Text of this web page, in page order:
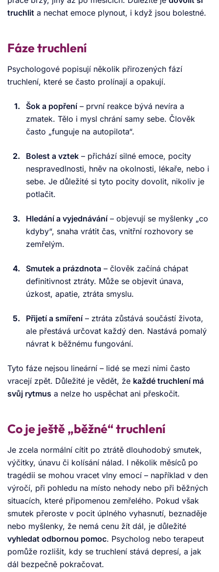
truchlit a nechat emoce plynout, i když jsou bolestné.
Fáze truchlení
Psychologové popisují několik přirozených fází
truchlení, které se často prolínají a opakují.
Šok a popření – první reakce bývá nevíra a
zmatek. Tělo i mysl chrání samy sebe. Člověk
často „funguje na autopilota“.
Bolest a vztek – přichází silné emoce, pocity
nespravedlnosti, hněv na okolnosti, lékaře, nebo i
sebe. Je důležité si tyto pocity dovolit, nikoliv je
potlačit.
Hledání a vyjednávání – objevují se myšlenky „co
kdyby“, snaha vrátit čas, vnitřní rozhovory se
zemřelým.
Smutek a prázdnota – člověk začíná chápat
definitivnost ztráty. Může se objevit únava,
úzkost, apatie, ztráta smyslu.
Přijetí a smíření – ztráta zůstává součástí života,
ale přestává určovat každý den. Nastává pomalý
návrat k běžnému fungování.
Tyto fáze nejsou lineární – lidé se mezi nimi často
vracejí zpět. Důležité je vědět, že každé truchlení má
svůj rytmus a nelze ho uspěchat ani přeskočit.
Co je ještě „běžné“ truchlení
Je zcela normální cítit po ztrátě dlouhodobý smutek,
výčitky, únavu či kolísání nálad. I několik měsíců po
tragédii se mohou vracet vlny emocí – například v den
výročí, při pohledu na místo nehody nebo při běžných
situacích, které připomenou zemřelého. Pokud však
smutek přeroste v pocit úplného vyhasnutí, beznaděje
nebo myšlenky, že nemá cenu žít dál, je důležité
vyhledat odbornou pomoc. Psycholog nebo terapeut
pomůže rozlišit, kdy se truchlení stává depresí, a jak
dál bezpečně pokračovat.